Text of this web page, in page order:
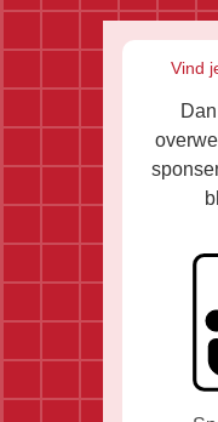
Vind